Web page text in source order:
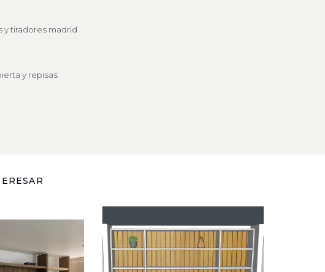
y tiradores madrid
y repisas